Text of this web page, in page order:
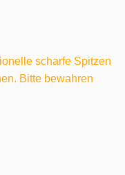
scharfe Spitzen
Bitte bewahren